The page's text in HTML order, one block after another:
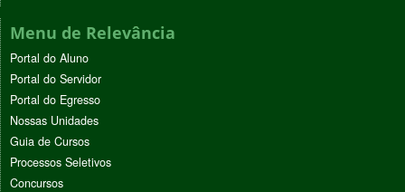
Menu de Relevância
Portal do Aluno
Portal do Servidor
Portal do Egresso
Nossas Unidades
Guia de Cursos
Processos Seletivos
Concursos